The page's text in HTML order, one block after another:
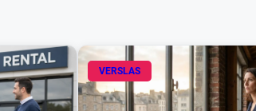
VERSLAS